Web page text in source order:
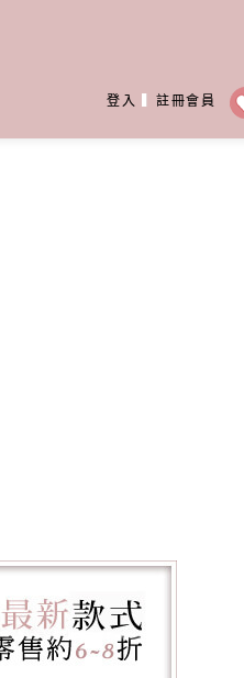
登入 註冊會員